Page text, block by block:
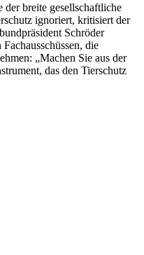
breite gesellschaftliche
ignoriert, kritisiert der
Schröder
die
„Machen Sie aus der
das den Tierschutz